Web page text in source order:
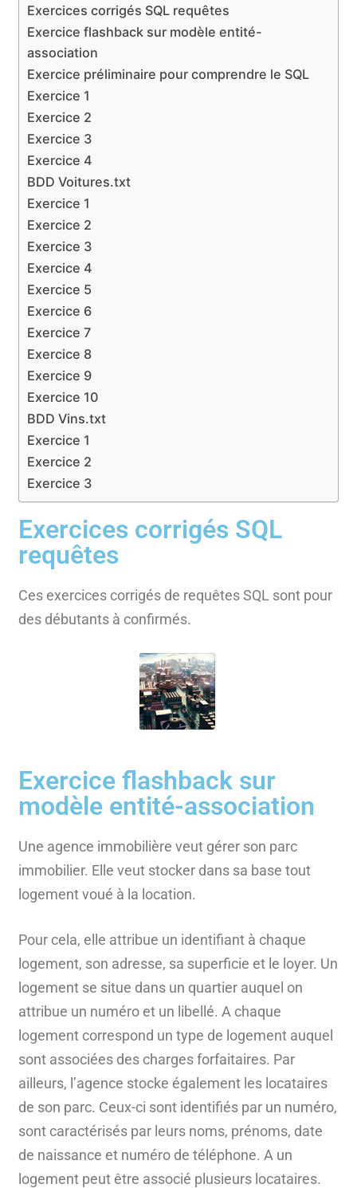
Exercices corrigés SQL requêtes
Exercice flashback sur modèle entité-
association
Exercice préliminaire pour comprendre le SQL
Exercice 1
Exercice 2
Exercice 3
Exercice 4
BDD Voitures.txt
Exercice 1
Exercice 2
Exercice 3
Exercice 4
Exercice 5
Exercice 6
Exercice 7
Exercice 8
Exercice 9
Exercice 10
BDD Vins.txt
Exercice 1
Exercice 2
Exercice 3
Exercices corrigés SQL
requêtes
Ces exercices corrigés de requêtes SQL sont pour
des débutants à confirmés.
Exercice flashback sur
modèle entité-association
Une agence immobilière veut gérer son parc
immobilier. Elle veut stocker dans sa base tout
logement voué à la location.
Pour cela, elle attribue un identifiant à chaque
logement, son adresse, sa superficie et le loyer. Un
logement se situe dans un quartier auquel on
attribue un numéro et un libellé. A chaque
logement correspond un type de logement auquel
sont associées des charges forfaitaires. Par
ailleurs, l’agence stocke également les locataires
de son parc. Ceux-ci sont identifiés par un numéro,
sont caractérisés par leurs noms, prénoms, date
de naissance et numéro de téléphone. A un
logement peut être associé plusieurs locataires.